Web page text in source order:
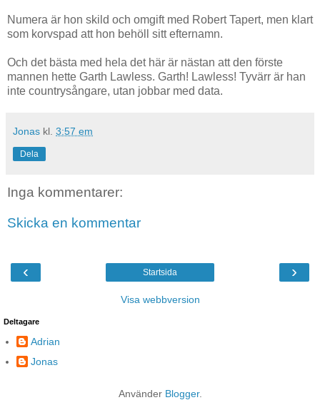
Numera är hon skild och omgift med Robert Tapert, men klart
som korvspad att hon behöll sitt efternamn.
Och det bästa med hela det här är nästan att den förste
mannen hette Garth Lawless. Garth! Lawless! Tyvärr är han
inte countrysångare, utan jobbar med data.
Jonas kl. 3:57 em
Dela
Inga kommentarer:
Skicka en kommentar
‹ ›
Startsida
Visa webbversion
Deltagare
Adrian
Jonas
Använder Blogger.